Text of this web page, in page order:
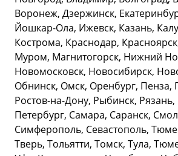
Воронеж, Дзержинск,
Йошкар-Ола, Ижевск, Казань,
Кострома, Краснодар,
Муром, Магнитогорск, Нижний
Новомосковск, Новосибирск,
Обнинск, Омск, Оренбург, Пенза,
Ростов-на-Дону, Рыбинск, Рязань,
Петербург, Самара, Саранск,
Симферополь, Севастополь,
Тверь, Тольятти, Томск, Тула,